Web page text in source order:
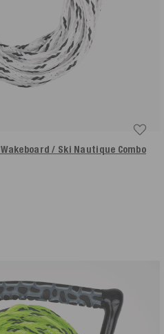
/ Ski Nautique Combo